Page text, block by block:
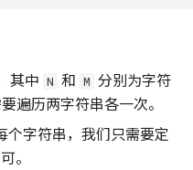
其中 N 和 M 分别为字符
遍历两字符串各一次。
个字符串，我们只需要定
。